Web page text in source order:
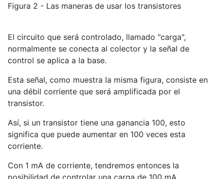
Figura 2 - Las maneras de usar los transistores
El circuito que será controlado, llamado "carga",
normalmente se conecta al colector y la señal de
control se aplica a la base.
Esta señal, como muestra la misma figura, consiste en
una débil corriente que será amplificada por el
transistor.
Así, si un transistor tiene una ganancia 100, esto
significa que puede aumentar en 100 veces esta
corriente.
Con 1 mA de corriente, tendremos entonces la
posibilidad de controlar una carga de 100 mA.